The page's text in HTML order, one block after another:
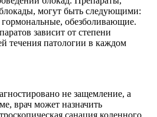
могут быть следующими:
обезболивающие.
зависит от степени
течения патологии в каждом
не защемление, а
врач может назначить